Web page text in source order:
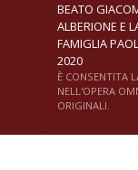
BEATO
ALBERIONE E
FAMIGLIA
2020
È CONSENTITA
NELL'OPERA
ORIGINALI.